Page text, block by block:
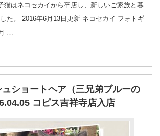
猫はネコセカイから卒店し、新しいご家族と暮
た。 2016年6月13日更新 ネコセカイ フォトギ
…
ショートヘア（三兄弟ブルーの
コピス吉祥寺店入店